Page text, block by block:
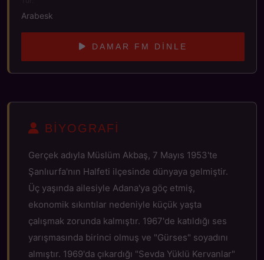
Arabesk
DAMAR FM DINLE
BIYOGRAFI
Gerçek adıyla Müslüm Akbaş, 7 Mayıs 1953'te
Şanlıurfa'nın Halfeti ilçesinde dünyaya gelmiştir.
Üç yaşında ailesiyle Adana'ya göç etmiş,
ekonomik sıkıntılar nedeniyle küçük yaşta
çalışmak zorunda kalmıştır. 1967'de katıldığı ses
yarışmasında birinci olmuş ve "Gürses" soyadını
almıştır. 1969'da çıkardığı "Sevda Yüklü Kervanlar"